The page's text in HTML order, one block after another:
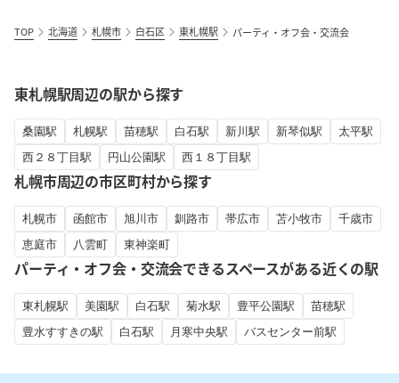
TOP 北海道 札幌市 白石区 東札幌駅 パーティ・オフ会・交流会
東札幌駅周辺の駅から探す
桑園駅 札幌駅 苗穂駅 白石駅 新川駅 新琴似駅
太平駅
西２８丁目駅
円山公園駅 西１８丁目駅
札幌市周辺の市区町村から探す
札幌市 函館市 旭川市 釧路市 帯広市 苫小牧市
千歳市
恵庭市
八雲町 東神楽町
パーティ・オフ会・交流会できるスペースがある近くの駅
東札幌駅 美園駅 白石駅 菊水駅 豊平公園駅
苗穂駅
豊水すすきの駅
白石駅 月寒中央駅 バスセンター前駅